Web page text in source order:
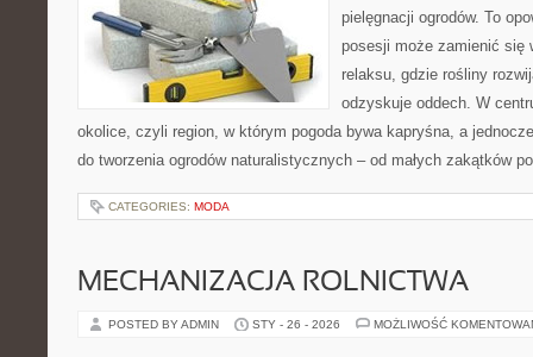
pielęgnacji ogrodów. To
posesji może zamienić się
relaksu, gdzie rośliny
odzyskuje oddech. W
okolice, czyli region, w którym pogoda bywa kapryśna, a
do tworzenia ogrodów naturalistycznych – od małych zakątków
CATEGORIES: MODA
MECHANIZACJA ROLNICTWA
POSTED BY ADMIN STY - 26 - 2026 MOŻLIWOŚĆ